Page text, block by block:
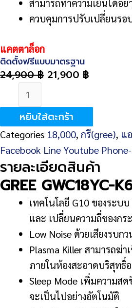
สามารถทำความเย็นได้อย่
ควบคุมการปรับเปลี่ยนรอ
แคตตาล็อก
ติดตั้งฟรีแบบมาตรฐาน
24,900฿ 21,900 ฿
จำนวน
GREE
GWC18YC-
K6NNA1AI
18,474
BTU
ชิ้น
หยิบใส่ตะกร้า
Categories 18,000, กรี(gree), แ
Facebook LineYoutube
รายละเอียดสินค้า
GREE GWC18YC-
เทคโนโลยี G10 ของระบ
และ เปลี่ยนความถี่ของก
Low Noise ด้วยเสียงรบ
Plasma Killer สามารถฆ่
ภายในห้องสะอาดบริสุทธิ์
Sleep Mode เพิ่มความ
จะเป็นไปอย่างอัตโนมัติ